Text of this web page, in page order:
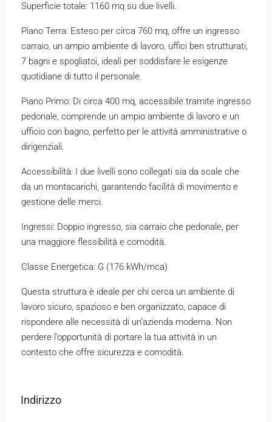
Superficie totale: 1160 mq su due livelli.
Piano Terra: Esteso per circa 760 mq, offre un ingresso
carraio, un ampio ambiente di lavoro, uffici ben strutturati,
7 bagni e spogliatoi, ideali per soddisfare le esigenze
quotidiane di tutto il personale.
Piano Primo: Di circa 400 mq, accessibile tramite ingresso
pedonale, comprende un ampio ambiente di lavoro e un
ufficio con bagno, perfetto per le attività amministrative o
dirigenziali.
Accessibilità: I due livelli sono collegati sia da scale che
da un montacarichi, garantendo facilità di movimento e
gestione delle merci.
Ingressi: Doppio ingresso, sia carraio che pedonale, per
una maggiore flessibilità e comodità.
Classe Energetica: G (176 kWh/mca)
Questa struttura è ideale per chi cerca un ambiente di
lavoro sicuro, spazioso e ben organizzato, capace di
rispondere alle necessità di un’azienda moderna. Non
perdere l’opportunità di portare la tua attività in un
contesto che offre sicurezza e comodità.
Indirizzo